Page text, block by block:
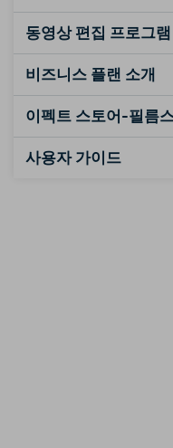
동영상 편집 프로그
비즈니스 플랜 소개
이펙트 스토어-필름
사용자 가이드